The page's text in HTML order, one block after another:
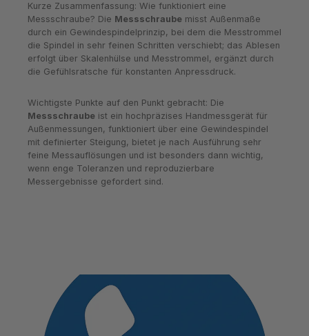
Kurze Zusammenfassung: Wie funktioniert eine
Messschraube? Die Messschraube misst Außenmaße
durch ein Gewindespindelprinzip, bei dem die Messtrommel
die Spindel in sehr feinen Schritten verschiebt; das Ablesen
erfolgt über Skalenhülse und Messtrommel, ergänzt durch
die Gefühlsratsche für konstanten Anpressdruck.
Wichtigste Punkte auf den Punkt gebracht: Die
Messschraube ist ein hochpräzises Handmessgerät für
Außenmessungen, funktioniert über eine Gewindespindel
mit definierter Steigung, bietet je nach Ausführung sehr
feine Messauflösungen und ist besonders dann wichtig,
wenn enge Toleranzen und reproduzierbare
Messergebnisse gefordert sind.